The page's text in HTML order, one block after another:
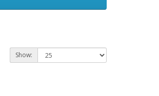
Show: